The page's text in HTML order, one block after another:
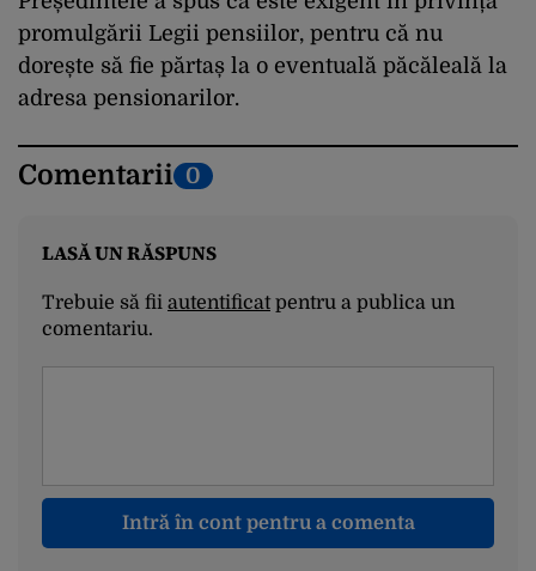
promulgării Legii pensiilor, pentru că nu
dorește să fie părtaș la o eventuală păcăleală la
adresa pensionarilor.
Comentarii 0
LASĂ UN RĂSPUNS
Trebuie să fii autentificatpentru a publica un
comentariu.
Intră în cont pentru a comenta